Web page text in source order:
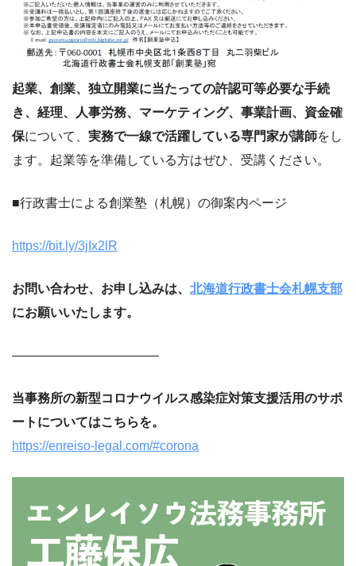
起業、創業、独立開業に当たっての許認可等必要な手続
き、経理、人事労務、マーケティング、事業計画、資金確
保について、 実務で一線で活躍している専門家が講師をし
ます。起業等を準備している方はぜひ、受講ください。
■行政書士による創業塾（札幌）の御案内ページ
https://bit.ly/3jIx2lR
お問い合わせ、お申し込みは、 北海道行政書士会札幌支部
にお願いいたします。
———————————–
当事務所の新型コロナウイルス感染症対策支援活用のサポ
ートについてはこちらを。
https://enreiso-legal.com/#corona